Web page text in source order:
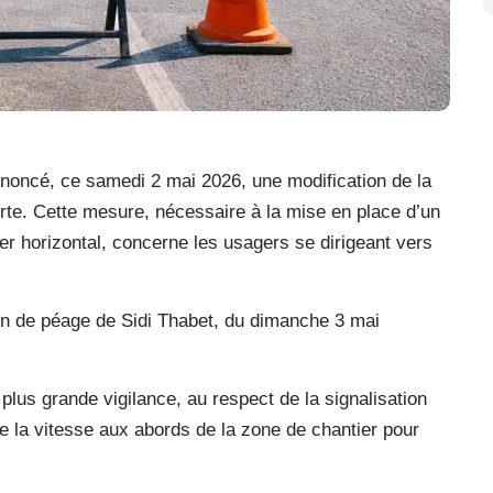
ce samedi 2 mai 2026, une modification de la
Cette mesure, nécessaire à la mise en place d’un
horizontal, concerne les usagers se dirigeant vers
péage de Sidi Thabet, du dimanche 3 mai
grande vigilance, au respect de la signalisation
la vitesse aux abords de la zone de chantier pour